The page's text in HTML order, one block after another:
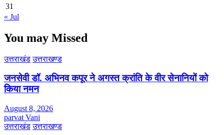
31
« Jul
You may Missed
उत्तराखंड उत्तराखण्ड
जनसेवी डॉ. अभिनव कपूर ने अगस्त क्रांति के वीर सेनानियों को
किया नमन
August 8, 2026
parvat Vani
उत्तराखंड उत्तराखण्ड